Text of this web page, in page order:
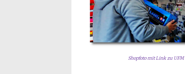
Shopfoto mit Link zu UFM